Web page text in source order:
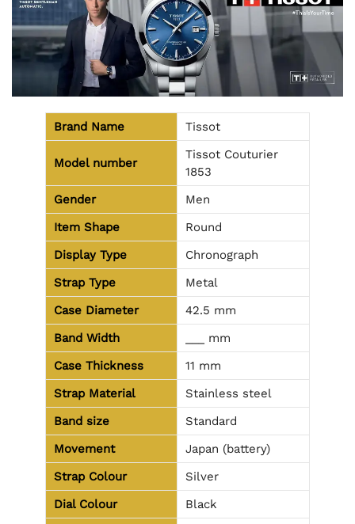
Brand Name Tissot
Model number
Tissot Couturier
1853
Gender
Men
Item Shape
Round
Display Type
Chronograph
Strap Type
Metal
Case Diameter
42.5 mm
Band Width
___ mm
Case Thickness
11 mm
Strap Material
Stainless steel
Band size
Standard
Movement
Japan (battery)
Strap Colour
Silver
Dial Colour
Black